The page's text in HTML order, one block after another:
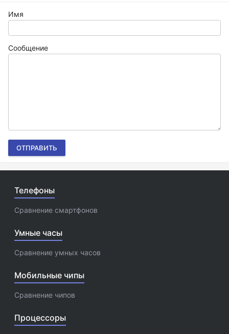
Имя
Сообщение
ОТПРАВИТЬ
Телефоны
Сравнение смартфонов
Умные часы
Сравнение умных часов
Мобильные чипы
Сравнение чипов
Процессоры